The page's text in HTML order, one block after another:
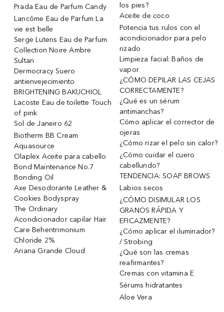
Prada Eau de Parfum Candy
Lancôme Eau de Parfum La
vie est belle
Serge Lutens Eau de Parfum
Collection Noire Ambre
Sultan
Dermocracy Suero
antienvejecimiento
BRIGHTENING BAKUCHIOL
Lacoste Eau de toilette Touch
of pink
Sol de Janeiro 62
Biotherm BB Cream
Aquasource
Olaplex Aceite para cabello
Bond Maintenance No.7
Bonding Oil
Axe Desodorante Leather &
Cookies Bodyspray
The Ordinary
Acondicionador capilar Hair
Care Behentrimonium
Chloride 2%
Ariana Grande Cloud
los pies?
Aceite de coco
Potencia tus rulos con el
acondicionador para pelo
rizado
Limpieza facial: Baños de
vapor
¿CÓMO DEPILAR LAS CEJAS
CORRECTAMENTE?
¿Qué es un sérum
antimanchas?
Cómo aplicar el corrector de
ojeras
¿Cómo rizar el pelo sin calor?
¿Cómo cuidar el cuero
cabellundo?
TENDENCIA: SOAP BROWS
Labios secos
¿CÓMO DISIMULAR LOS
GRANOS RÁPIDA Y
EFICAZMENTE?
¿Cómo aplicar el iluminador?
/ Strobing
¿Qué son las cremas
reafirmantes?
Cremas con vitamina E
Sérums hidratantes
Aloe Vera